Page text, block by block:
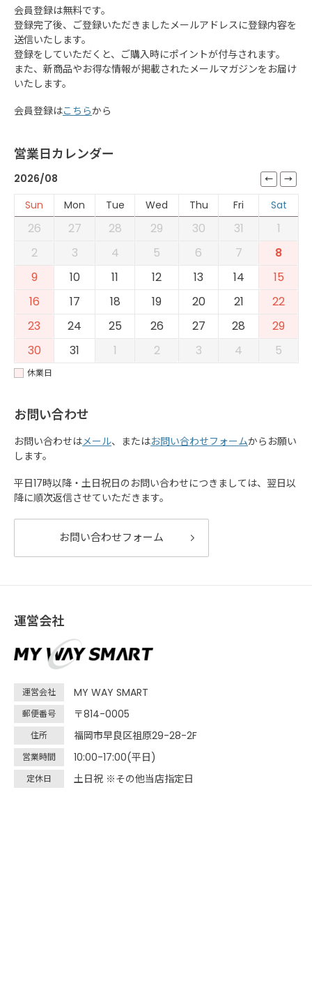
会員登録は無料です。
登録完了後、ご登録いただきましたメールアドレスに登録内容を
送信いたします。
登録をしていただくと、ご購入時にポイントが付与されます。
また、新商品やお得な情報が掲載されたメールマガジンをお届け
いたします。
会員登録はこちらから
営業日カレンダー
2026/08
Sun
Mon Tue Wed Thu Fri Sat
26 27 28 29 30 31
1
2
3 4 5 6 7
8
9
10 11 12 13 14
15
16
17 18 19 20 21
22
23
24 25 26 27 28
29
30
31 1 2 3 4 5
休業日
お問い合わせ
お問い合わせはメール、またはお問い合わせフォームからお願い
します。
平日17時以降・土日祝日のお問い合わせにつきましては、翌日以
降に順次返信させていただきます。
お問い合わせフォーム
運営会社
運営会社 MY WAY SMART
郵便番号 〒814-0005
住所 福岡市早良区祖原29-28-2F
営業時間 10:00-17:00(平日)
定休日 土日祝 ※その他当店指定日